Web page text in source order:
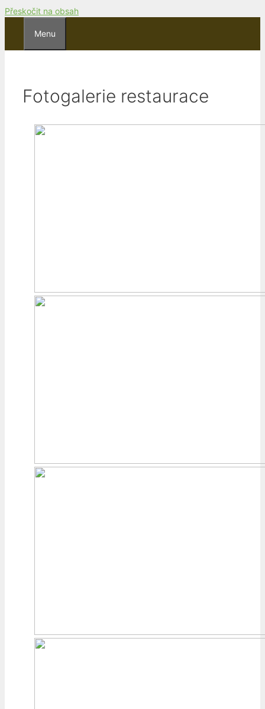
Přeskočit na obsah
Menu
Fotogalerie restaurace